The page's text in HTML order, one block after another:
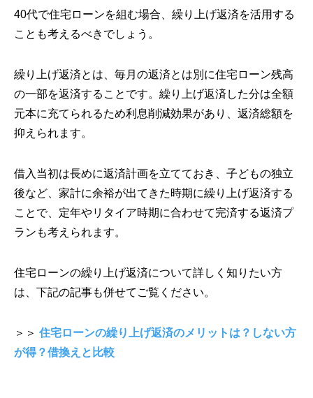
40代で住宅ローンを組む場合、繰り上げ返済を活用する
ことも考えるべきでしょう。
繰り上げ返済とは、毎月の返済とは別に住宅ローン残高
の一部を返済することです。繰り上げ返済した分は全額
元本に充てられるため利息削減効果があり、返済総額を
抑えられます。
借入当初は長めに返済計画を立てておき、子どもの独立
後など、家計に余裕が出てきた時期に繰り上げ返済する
ことで、定年やリタイア時期に合わせて完済する返済プ
ランも考えられます。
住宅ローンの繰り上げ返済について詳しく知りたい方
は、下記の記事も併せてご覧ください。
＞＞ 住宅ローンの繰り上げ返済のメリットは？しない方
が得？借換えと比較